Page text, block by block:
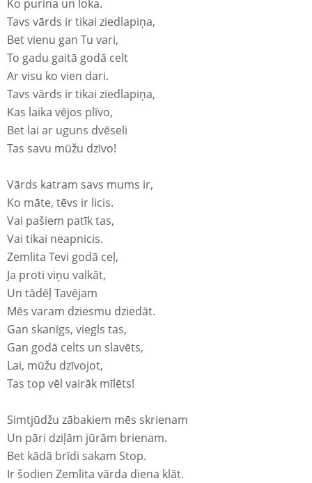
Ko purina un loka.
Tavs vārds ir tikai ziedlapiņa,
Bet vienu gan Tu vari,
To gadu gaitā godā celt
Ar visu ko vien dari.
Tavs vārds ir tikai ziedlapiņa,
Kas laika vējos plīvo,
Bet lai ar uguns dvēseli
Tas savu mūžu dzīvo!
Vārds katram savs mums ir,
Ko māte, tēvs ir licis.
Vai pašiem patīk tas,
Vai tikai neapnicis.
Zemlita Tevi godā ceļ,
Ja proti viņu valkāt,
Un tādēļ Tavējam
Mēs varam dziesmu dziedāt.
Gan skanīgs, viegls tas,
Gan godā celts un slavēts,
Lai, mūžu dzīvojot,
Tas top vēl vairāk mīlēts!
Simtjūdžu zābakiem mēs skrienam
Un pāri dziļām jūrām brienam.
Bet kādā brīdi sakam Stop.
Ir šodien Zemlita vārda diena klāt.